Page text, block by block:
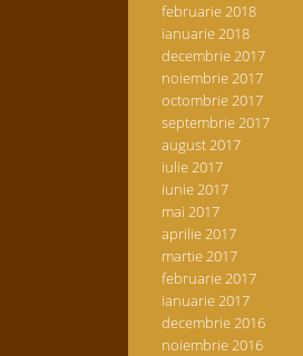
februarie 2018
ianuarie 2018
decembrie 2017
noiembrie 2017
octombrie 2017
septembrie 2017
august 2017
iulie 2017
iunie 2017
mai 2017
aprilie 2017
martie 2017
februarie 2017
ianuarie 2017
decembrie 2016
noiembrie 2016